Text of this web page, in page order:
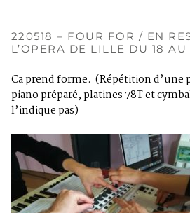
220518 – FOUR FOR / EN
L’OPERA DE LILLE DU 18
Ca prend forme. (Répétition d’une
piano préparé, platines 78T et
l’indique pas)